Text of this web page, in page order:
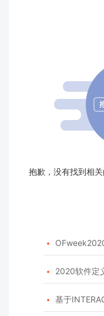
抱歉，没有找到相

 2020软件定
 基于